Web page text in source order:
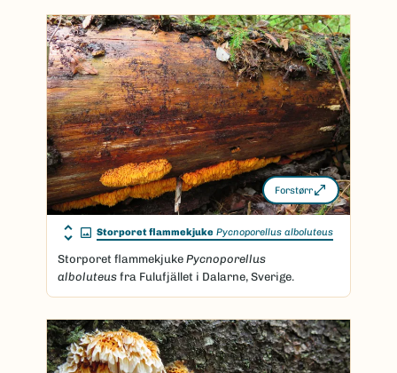
Forstørr
Storporet flammekjuke Pycnoporellus alboluteus
Storporet flammekjuke Pycnoporellus
alboluteus fra Fulufjället i Dalarne, Sverige.